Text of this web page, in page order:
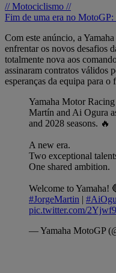
// Motociclismo //
Fim de uma era no MotoGP:
Com este anúncio, a
enfrentar os novos desafios
totalmente nova aos
assinaram contratos válidos
esperanças da equipa para o
Yamaha Motor
Martín and Ai Ogura
and 2028 seasons. 🔥
A new era.
Two exceptional
One shared ambition.
Welcome to Yamaha!
#JorgeMartin |
pic.twitter.com/
— Yamaha MotoGP